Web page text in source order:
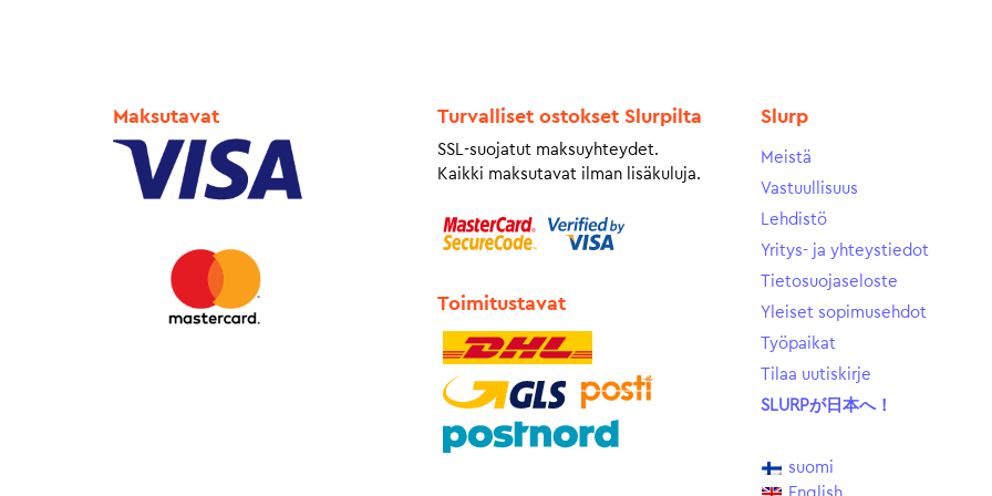
Maksutavat Turvalliset ostokset Slurpilta
SSL-suojatut maksuyhteydet.
Kaikki maksutavat ilman lisäkuluja.
Toimitustavat
Slurp
Meistä
Vastuullisuus
Lehdistö
Yritys- ja yhteystiedot
Tietosuojaseloste
Yleiset sopimusehdot
Työpaikat
Tilaa uutiskirje
SLURPが日本へ！
suomi